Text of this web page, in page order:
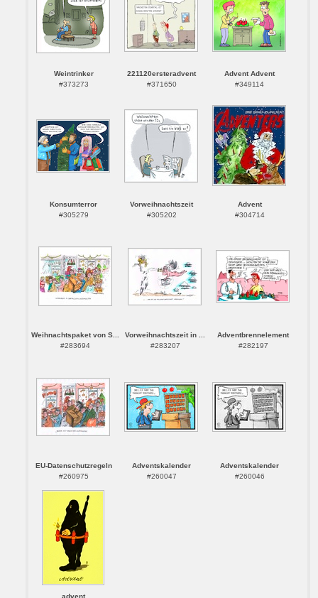
Weintrinker
#373273
221120ersteradvent
#371650
Advent Advent
#349114
Konsumterror
#305279
Vorweihnachtszeit
#305202
Advent
#304714
Weihnachtspaket von S...
#283694
Vorweihnachtszeit in ...
#283207
Adventbrennelement
#282197
EU-Datenschutzregeln
#260975
Adventskalender
#260047
Adventskalender
#260046
advent